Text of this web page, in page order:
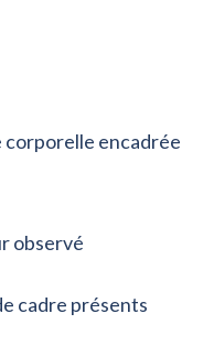
corporelle encadrée
observé
cadre présents